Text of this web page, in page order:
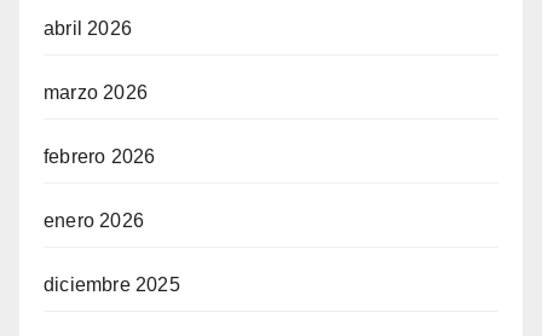
abril 2026
marzo 2026
febrero 2026
enero 2026
diciembre 2025